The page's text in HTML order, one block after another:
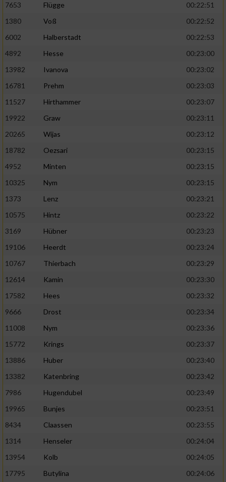
7653
Flügge
00:22:51
1380
Voß
00:22:52
6002
Halberstadt
00:22:53
4892
Hesse
00:23:00
13982
Ivanova
00:23:02
16781
Prehm
00:23:03
11527
Hirthammer
00:23:07
19922
Graw
00:23:11
20265
Wijas
00:23:12
18782
Oezsari
00:23:15
4952
Minten
00:23:15
10325
Nym
00:23:15
1373
Lenz
00:23:21
10575
Hintz
00:23:22
3169
Hübner
00:23:23
19106
Heerdt
00:23:24
10767
Thierbach
00:23:29
12614
Kamin
00:23:30
17582
Hees
00:23:32
9666
Drost
00:23:34
11008
Nym
00:23:36
15772
Krings
00:23:37
13886
Huber
00:23:40
13382
Katenbring
00:23:42
7986
Hugendubel
00:23:49
19965
Bunjes
00:23:51
8434
Claassen
00:23:55
1314
Henseler
00:24:04
13954
Kolb
00:24:05
17795
Butylina 00:24:06